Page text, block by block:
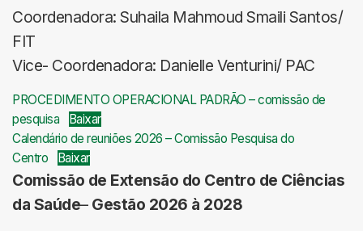
Coordenadora: Suhaila Mahmoud Smaili Santos/
FIT
Vice- Coordenadora: Danielle Venturini/ PAC
PROCEDIMENTO OPERACIONAL PADRÃO – comissão de
pesquisa
Baixar
Calendário de reuniões 2026 – Comissão Pesquisa do
Centro
Baixar
Comissão de Extensão do Centro de Ciências
da Saúde– Gestão 2026 à 2028